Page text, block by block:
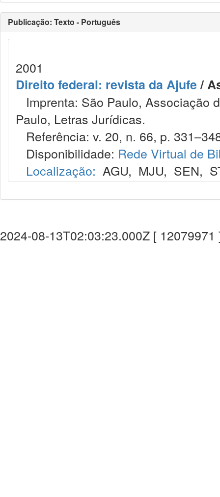
Publicação: Texto - Português
2001
Direito federal: revista da Ajufe/
Imprenta: São Paulo, Associação
Paulo, Letras Jurídicas.
Referência: v. 20, n. 66, p.
Disponibilidade: Rede Virtual de
Localização: AGU, MJU, SEN,
2024-08-13T02:03:23.000Z [ 12079971